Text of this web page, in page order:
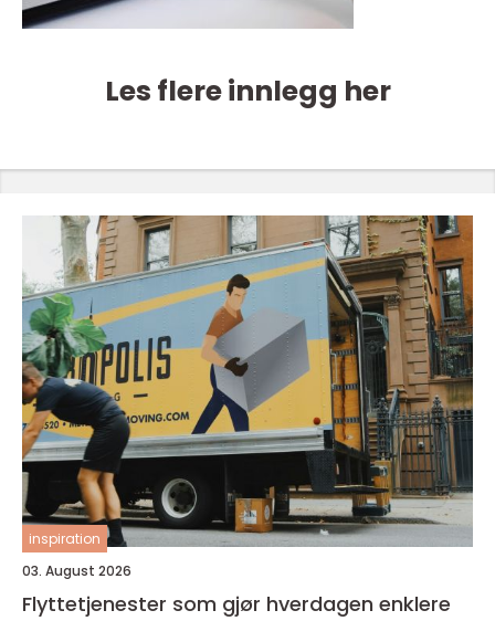
Les flere innlegg her
inspiration
03. August 2026
Flyttetjenester som gjør hverdagen enklere